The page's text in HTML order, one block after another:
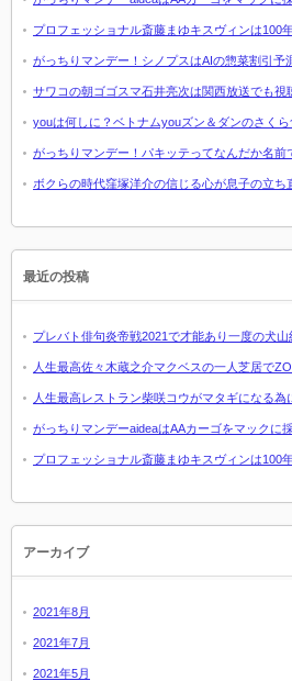
プロフェッショナル斎藤まゆキスヴィンは100
がっちりマンデー！シノプスはAIの惣菜割引予
サワコの朝ゴゴスマ石井亮次は関西放送でも視
youは何しに？ベトナムyouズン＆ダンのさく
がっちりマンデー！パキッテってなんだか名前
ボクらの時代窪塚洋介の信じる心が息子の立ち
最近の投稿
プレバト俳句炎帝戦2021で才能あり一度の犬山
人生最高佐々木蔵之介マクベスの一人芝居で
人生最高レストラン柴咲コウがマタギになる為
がっちりマンデーaideaはAAカーゴをマックに
プロフェッショナル斎藤まゆキスヴィンは100
アーカイブ
2021年8月
2021年7月
2021年5月